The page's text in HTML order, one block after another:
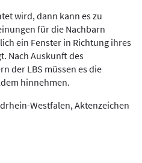
wird, dann kann es zu
für die Nachbarn
ein Fenster in Richtung ihres
Nach Auskunft des
der LBS müssen es die
hinnehmen.
Westfalen, Aktenzeichen